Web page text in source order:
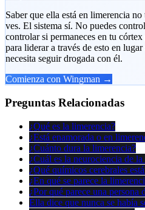
Saber que ella está en limerencia
ves. El sistema sí. No puedes
controlar si permaneces en tu
para liderar a través de esto en
necesita seguir drogada con él.
Comienza con Wingman →
Preguntas Relacionadas
¿Qué es la limerencia?
¿Está enamorada o en
¿Cuánto dura la limerencia?
¿Cuál es la neurociencia de
¿Qué químicos cerebrales
¿En qué se parece la
¿Por qué parece una persona
Ella dice que nunca se había